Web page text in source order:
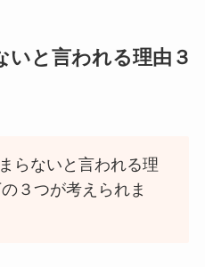
いと言われる理由３
らないと言われる理
３つが考えられま